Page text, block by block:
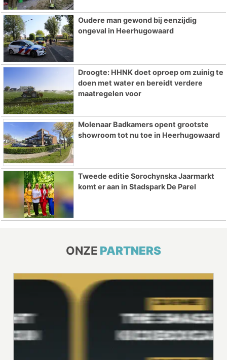
Oudere man gewond bij eenzijdig
ongeval in Heerhugowaard
Droogte: HHNK doet oproep om zuinig te
doen met water en bereidt verdere
maatregelen voor
Molenaar Badkamers opent grootste
showroom tot nu toe in Heerhugowaard
Tweede editie Sorochynska Jaarmarkt
komt er aan in Stadspark De Parel
ONZE PARTNERS